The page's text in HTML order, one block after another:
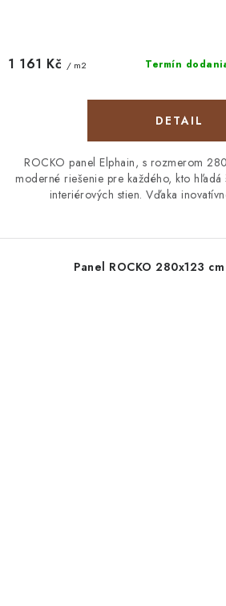
Termín
1 161 Kč / m2
DETAIL
ROCKO panel Elphain, s rozmerom
moderné riešenie pre každého, kto
interiérových stien. Vďaka
Panel ROCKO 280x123